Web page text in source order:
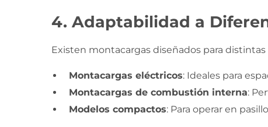
4. Adaptabilidad a
Existen montacargas diseñados para distintas
Montacargas eléctricos: Ideales para
Montacargas de combustión interna:
Modelos compactos: Para operar en